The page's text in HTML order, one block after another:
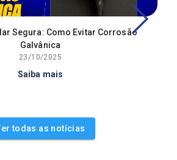
Segura: Como Evitar Corrosão
Galvânica
23/10/2025
Saiba mais
todas as notícias